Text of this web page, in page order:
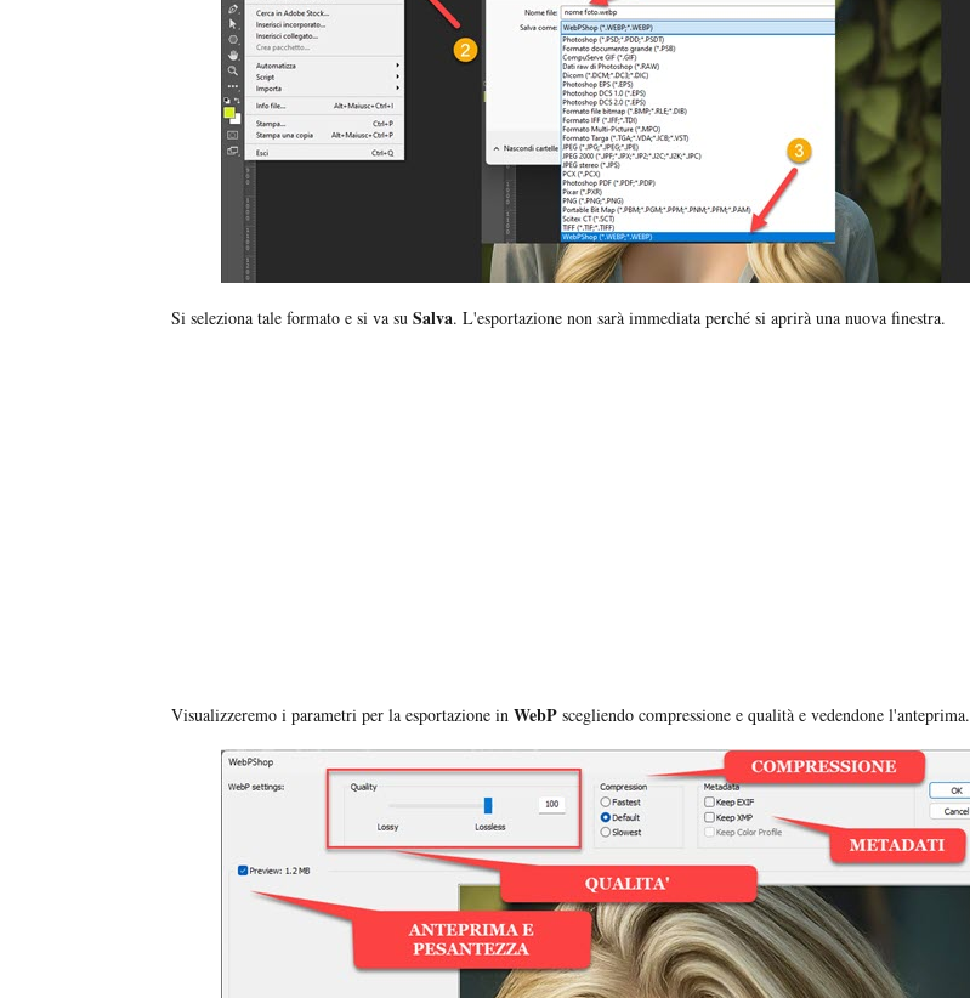
Si seleziona tale formato e si va su Salva. L'esportazione non sarà immediata perché si aprirà una nuova finestra.
Visualizzeremo i parametri per la esportazione in WebP scegliendo compressione e qualità e vedendone l'anteprima.